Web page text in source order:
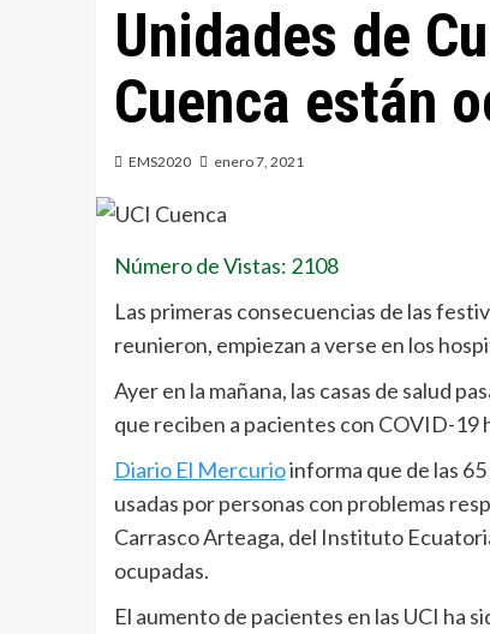
Unidades de
Cuenca están
EMS2020 enero 7, 2021
Número de Vistas: 2108
Las primeras consecuencias de las
reunieron, empiezan a verse en los
Ayer en la mañana, las casas de salud
que reciben a pacientes con COVID-19
Diario El Mercurioinforma que de las
usadas por personas con problemas
Carrasco Arteaga, del Instituto
ocupadas.
El aumento de pacientes en las UCI ha